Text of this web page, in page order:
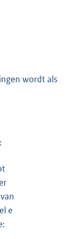
wordt als
e